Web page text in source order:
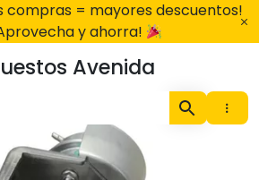
compras = mayores descuentos!
y ahorra!
Avenida